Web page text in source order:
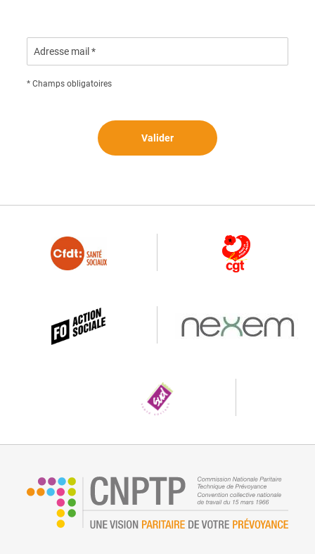
Adresse mail *
* Champs obligatoires
Valider